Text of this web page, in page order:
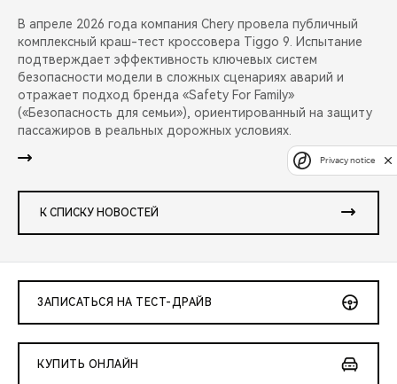
В апреле 2026 года компания Chery провела публичный
комплексный краш-тест кроссовера Tiggo 9. Испытание
подтверждает эффективность ключевых систем
безопасности модели в сложных сценариях аварий и
отражает подход бренда «Safety For Family»
(«Безопасность для семьи»), ориентированный на защиту
пассажиров в реальных дорожных условиях.
К СПИСКУ НОВОСТЕЙ
ЗАПИСАТЬСЯ НА ТЕСТ-ДРАЙВ
КУПИТЬ ОНЛАЙН
Privacy notice